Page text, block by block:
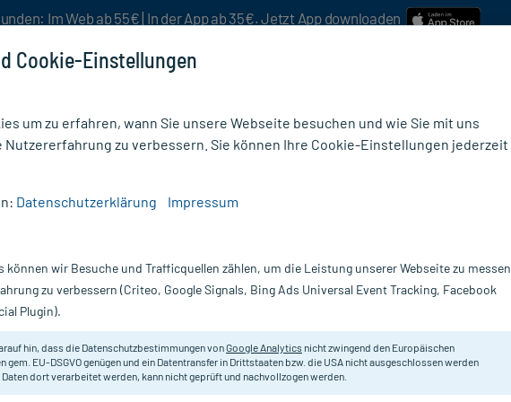
Im Web ab 55€ | In der App ab 35€. Jetzt App downloaden
Nur für kurze Zeit:Gratis-Versand* ab 19€ Mindestbestellwert!
D 6
Homöopathisches Arzneimittel.
Darreichung:
Tabletten
Cookie-Einstellungen
um zu erfahren, wann Sie unsere Webseite besuchen und wie Sie mit uns
Nutzererfahrung zu verbessern. Sie können Ihre Cookie-Einstellungen jederzeit
Datenschutzerklärung Impressum
können wir Besuche und Trafficquellen zählen, um die Leistung unserer Webseite zu messen
zu verbessern (Criteo, Google Signals, Bing Ads Universal Event Tracking, Facebook
Plugin).
hin, dass die Datenschutzbestimmungen vonGoogle Analytics nicht zwingend den Europäischen
gem. EU-DSGVO genügen und ein Datentransfer in Drittstaaten bzw. die USA nicht ausgeschlossen werden
Daten dort verarbeitet werden, kann nicht geprüft und nachvollzogen werden.